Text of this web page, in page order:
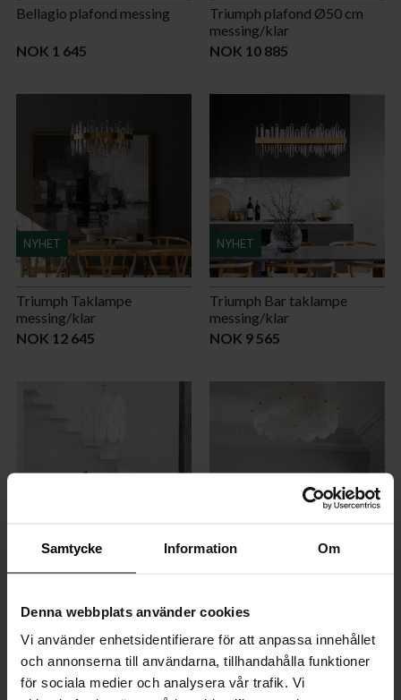
Samtycke Information Om
Denna webbplats använder cookies
Vi använder enhetsidentifierare för att anpassa innehållet
och annonserna till användarna, tillhandahålla funktioner
för sociala medier och analysera vår trafik. Vi
Bellagio plafond messing
NOK 1 645
Triumph plafond Ø50 cm
messing/klar
NOK 10 885
NYHET
Triumph Taklampe
messing/klar
NOK 12 645
NYHET
Triumph Bar taklampe
messing/klar
NOK 9 565
messing/hvit
messing/hvit